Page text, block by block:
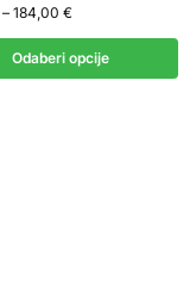
– 184,00 €
Odaberi opcije